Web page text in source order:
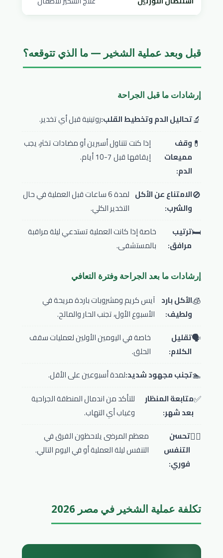
قبل وبعد عملية الشخير — ما الذي تتوقعه؟
إرشادات ما قبل الجراحة
🔬تحاليل الدم وتخطيط القلب:روتينية قبل أي تخدير.
💊 وقف
مميعات
الدم:
إذا كنت تتناول أسبرين أو مضادات تخثر، يجب
إيقافها قبل 7-10 أيام.
🚫الامتناع عن الأكل
والشرب:
لمدة 6 ساعات قبل العملية في حال
التخدير الكلي.
🛏️ترتيب
مرافق:
خاصة إذا كانت العملية تستدعي ليلة مراقبة
بالمستشفى.
إرشادات ما بعد الجراحة وفترة التعافي
🧊الأكل بارد
ولطيف:
آيس كريم ومشروبات باردة مريحة في
الأسبوع الأول، تجنب الحار والمالح.
🗣️تقليل
الكلام:
خاصة في اليومين الأولين لعمليات سقف
الحلق.
🏊تجنب مجهود شديد:لمدة أسبوعين على الأقل.
✅متابعة المنظار
بعد شهر:
للتأكد من اندمال المنطقة الجراحية
وغياب أي التهاب.
😮‍💨تحسن
التنفس
فوري:
معظم المرضى يلاحظون الفرق في
التنفس ليلة العملية أو في اليوم التالي.
تكلفة عملية الشخير في مصر 2026